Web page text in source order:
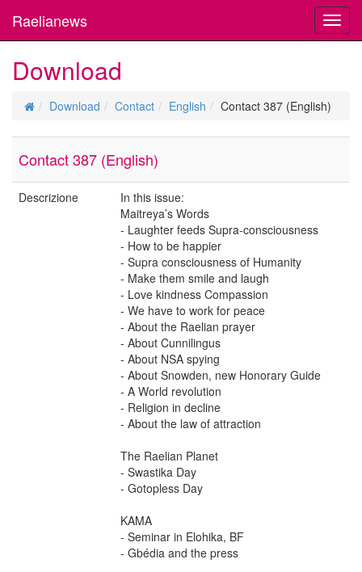
Raelianews
Download
Download Contact English Contact 387 (English)
Contact 387 (English)
Descrizione
In this issue:
Maitreya’s Words
- Laughter feeds Supra-consciousness
- How to be happier
- Supra consciousness of Humanity
- Make them smile and laugh
- Love kindness Compassion
- We have to work for peace
- About the Raelian prayer
- About Cunnilingus
- About NSA spying
- About Snowden, new Honorary Guide
- A World revolution
- Religion in decline
- About the law of attraction
The Raelian Planet
- Swastika Day
- Gotopless Day
KAMA
- Seminar in Elohika, BF
- Gbédia and the press